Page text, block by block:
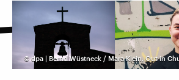
©dpa | Bernd Wüstneck / Mara Klein, Out in